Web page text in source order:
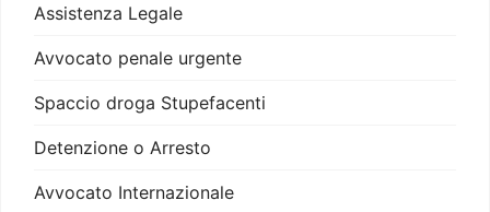
Assistenza Legale
Avvocato penale urgente
Spaccio droga Stupefacenti
Detenzione o Arresto
Avvocato Internazionale